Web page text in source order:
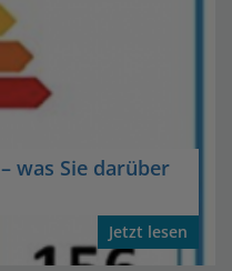
was Sie darüber
Jetzt lesen